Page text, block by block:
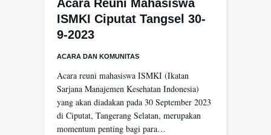
Acara Reuni Mahasiswa
ISMKI Ciputat Tangsel 30-
9-2023
ACARA DAN KOMUNITAS
Acara reuni mahasiswa ISMKI (Ikatan
Sarjana Manajemen Kesehatan Indonesia)
yang akan diadakan pada 30 September 2023
di Ciputat, Tangerang Selatan, merupakan
momentum penting bagi para…